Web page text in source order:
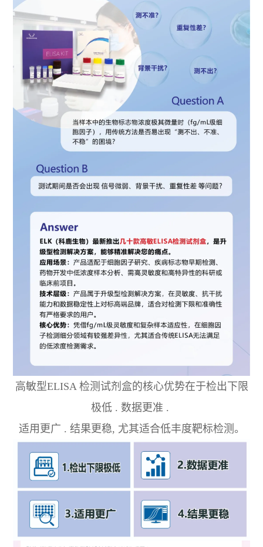
高敏型ELISA 检测试剂盒的核心优势在于检出下限
极低 . 数据更准 .
适用更广 . 结果更稳, 尤其适合低丰度靶标检测。